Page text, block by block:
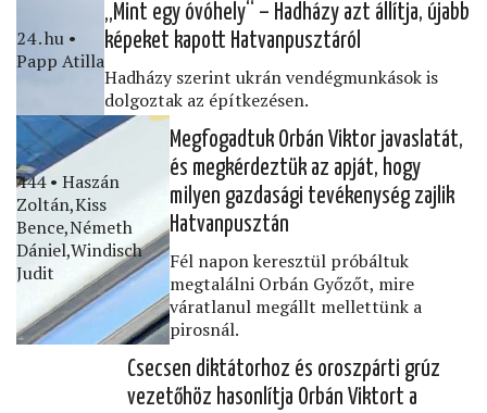
24․hu •
Papp Atilla
„Mint egy óvóhely“ – Hadházy azt állítja, újabb
képeket kapott Hatvanpusztáról
Hadházy szerint ukrán vendégmunkások is
dolgoztak az építkezésen.
444 • Haszán
Zoltán,Kiss
Bence,Németh
Dániel,Windisch
Judit
Megfogadtuk Orbán Viktor javaslatát,
és megkérdeztük az apját, hogy
milyen gazdasági tevékenység zajlik
Hatvanpusztán
Fél napon keresztül próbáltuk
megtalálni Orbán Győzőt, mire
váratlanul megállt mellettünk a
pirosnál.
Csecsen diktátorhoz és oroszpárti grúz
vezetőhöz hasonlítja Orbán Viktort a